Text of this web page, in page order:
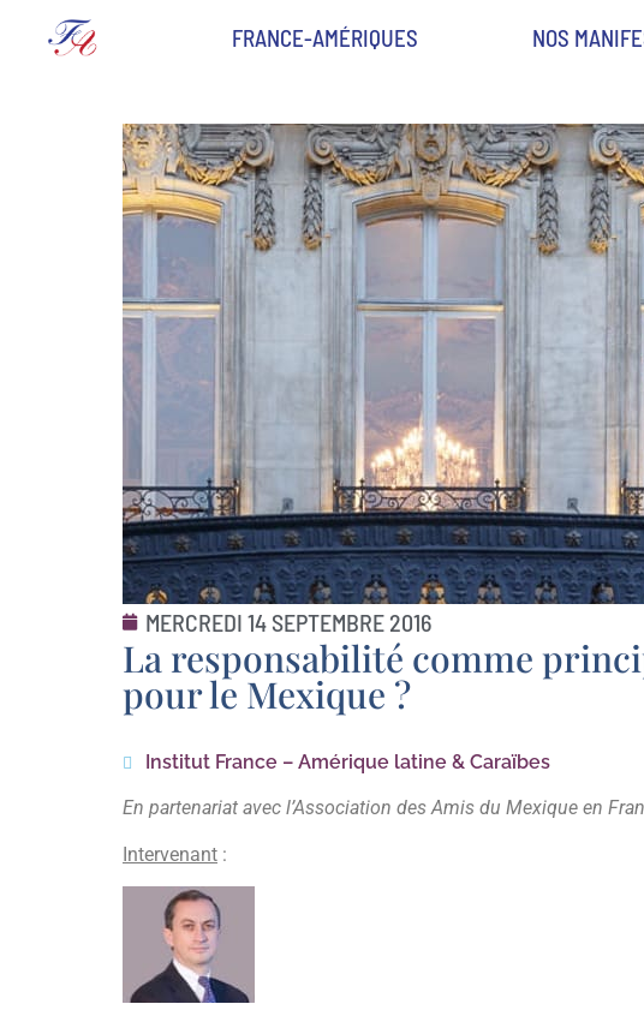
FRANCE-AMÉRIQUES NOS
MERCREDI 14 SEPTEMBRE 2016
La responsabilité comme
pour le Mexique ?
Institut France – Amérique latine & Caraïbes
En partenariat avec l’Association des Amis du Mexique en
Intervenant :